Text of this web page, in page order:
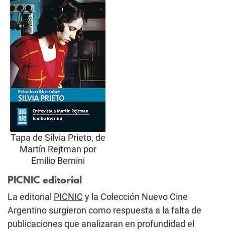
Tapa de Silvia Prieto, de
Martín Rejtman por
Emilio Bernini
PICNIC editorial
La editorial PICNIC y la Colección Nuevo Cine
Argentino surgieron como respuesta a la falta de
publicaciones que analizaran en profundidad el